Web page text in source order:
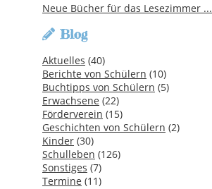
Neue Bücher für das Lesezimmer ...
Blog
Aktuelles (40)
Berichte von Schülern (10)
Buchtipps von Schülern (5)
Erwachsene (22)
Förderverein (15)
Geschichten von Schülern (2)
Kinder (30)
Schulleben (126)
Sonstiges (7)
Termine (11)